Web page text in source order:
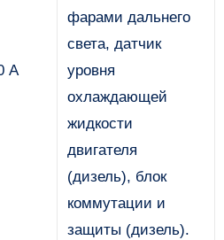
А
фарами дальнего
света, датчик
уровня
охлаждающей
жидкости
двигателя
(дизель), блок
коммутации и
защиты (дизель).